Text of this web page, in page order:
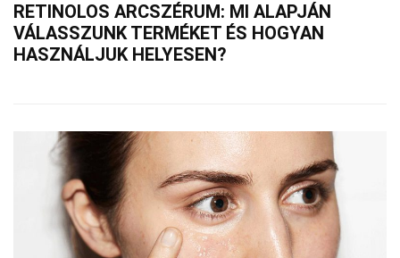
RETINOLOS ARCSZÉRUM: MI ALAPJÁN
VÁLASSZUNK TERMÉKET ÉS HOGYAN
HASZNÁLJUK HELYESEN?